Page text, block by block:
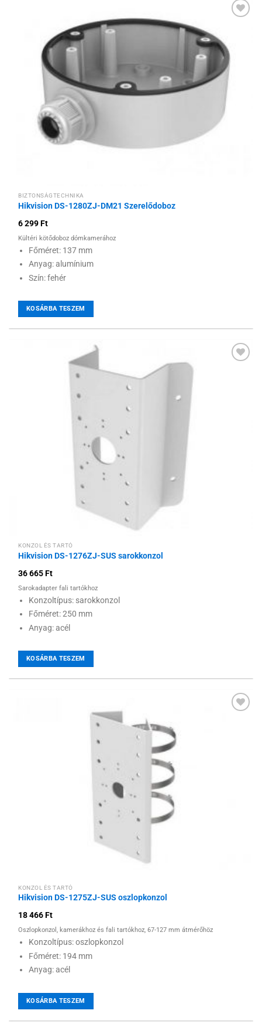
Hozzáadás a
kívánságlistához
BIZTONSÁGTECHNIKA
Hikvision DS-1280ZJ-DM21 Szerelődoboz
6 299Ft
Kültéri kötődoboz dómkamerához
Főméret: 137 mm
Anyag: alumínium
Szín: fehér
KOSÁRBA TESZEM
KONZOL ÉS TARTÓ
Hikvision DS-1276ZJ-SUS sarokkonzol
36 665Ft
Sarokadapter fali tartókhoz
Konzoltípus: sarokkonzol
Főméret: 250 mm
Anyag: acél
KOSÁRBA TESZEM
KONZOL ÉS TARTÓ
Hikvision DS-1275ZJ-SUS oszlopkonzol
18 466Ft
Oszlopkonzol, kamerákhoz és fali tartókhoz, 67-127 mm átmérőhöz
Konzoltípus: oszlopkonzol
Főméret: 194 mm
Anyag: acél
KOSÁRBA TESZEM